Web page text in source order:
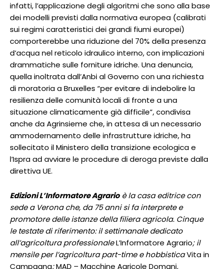
infatti, l’applicazione degli algoritmi che sono alla base
dei modelli previsti dalla normativa europea (calibrati
sui regimi caratteristici dei grandi fiumi europei)
comporterebbe una riduzione del 70% della presenza
d’acqua nel reticolo idraulico interno, con implicazioni
drammatiche sulle forniture idriche. Una denuncia,
quella inoltrata dall’Anbi al Governo con una richiesta
di moratoria a Bruxelles “per evitare di indebolire la
resilienza delle comunità locali di fronte a una
situazione climaticamente già difficile”, condivisa
anche da Agrinsieme che, in attesa di un necessario
ammodernamento delle infrastrutture idriche, ha
sollecitato il Ministero della transizione ecologica e
l’Ispra ad avviare le procedure di deroga previste dalla
direttiva UE.
Edizioni L’Informatore Agrarioè la casa editrice con
sede a Verona che, da 75 anni si fa interprete e
promotore delle istanze della filiera agricola. Cinque
le testate di riferimento: il settimanale dedicato
all’agricoltura professionaleL’Informatore Agrario; il
mensile per l’agricoltura part-time e hobbisticaVita in
Campagna;MAD – Macchine Agricole Domani,